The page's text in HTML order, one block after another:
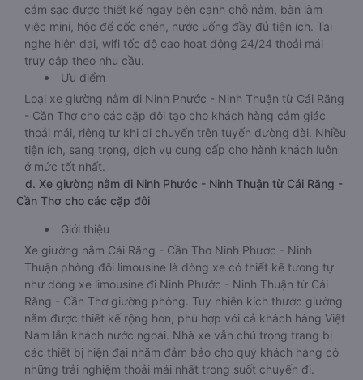
cắm sạc được thiết kế ngay bên cạnh chỗ nằm, bàn làm
việc mini, hộc để cốc chén, nước uống đầy đủ tiện ích. Tai
nghe hiện đại, wifi tốc độ cao hoạt động 24/24 thoải mái
truy cập theo nhu cầu.
Ưu điểm
Loại xe giường nằm đi Ninh Phước - Ninh Thuận từ Cái Răng
- Cần Thơ cho các cặp đôi tạo cho khách hàng cảm giác
thoải mái, riêng tư khi di chuyển trên tuyến đường dài. Nhiều
tiện ích, sang trọng, dịch vụ cung cấp cho hành khách luôn
ở mức tốt nhất.
d. Xe giường nằm đi Ninh Phước - Ninh Thuận từ Cái Răng -
Cần Thơ cho các cặp đôi
Giới thiệu
Xe giường nằm Cái Răng - Cần Thơ Ninh Phước - Ninh
Thuận phòng đôi limousine là dòng xe có thiết kế tương tự
như dòng xe limousine đi Ninh Phước - Ninh Thuận từ Cái
Răng - Cần Thơ giường phòng. Tuy nhiên kích thước giường
nằm được thiết kế rộng hơn, phù hợp với cả khách hàng Việt
Nam lẫn khách nước ngoài. Nhà xe vẫn chú trọng trang bị
các thiết bị hiện đại nhằm đảm bảo cho quý khách hàng có
những trải nghiệm thoải mái nhất trong suốt chuyến đi.